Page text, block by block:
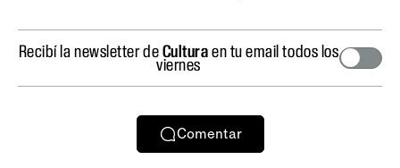
Recibí la newsletter deCulturaen tu email todos los
viernes
Comentar